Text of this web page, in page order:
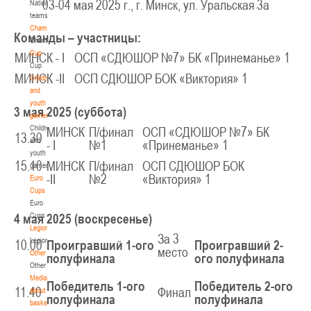
National
teams
Championship
Championship
Cup
Cup
Children
and
youth
games
Children
and
youth
games
Euro
Cups
Euro
Cups
Legionaries
Legionaries
Other
Other
Media
about
basketball
IV тур – девушки 2012-2013 гг.р., Дивизион 1, 6-7 апреля 2026 г., г. Гомель, ул.
Б.Хмельницкого, 118а
III тур – юноши 2010-2011 гг.р., Дивизион 1, группа Г 27-29 марта 2026 г., г.
Молодечно, ул. Великий Гостинец, 10227-28.03.2026
Речица
U-12, девушки
IV тур – девушки 2014-2015 гг.р., дивизион 1 27-28 марта 2026 г., г. Речица, ул.
Снежкова, 16
23-24.03.2026
III тур – девушки 2014-2015 гг.р., Дивизион 2, 23-24 марта 2026 г., г. Могилев,
ул. 30 лет Победы, 1А
21-22.03.2026
03-04 мая 2025 г., г. Минск, ул. Уральская 3а
Команды – участницы:
МИНСК - I ОСП «СДЮШОР №7» БК «Принеманье» 1
МИНСК -II
ОСП СДЮШОР БОК «Виктория» 1
3 мая 2025 (суббота)
13.30 МИНСК
- I
П/финал
№1
ОСП «СДЮШОР №7» БК
«Принеманье» 1
15.10МИНСК
-II
П/финал
№2
ОСП СДЮШОР БОК
«Виктория» 1
4 мая 2025 (воскресенье)
10.00Проигравший 1-ого
полуфинала
За 3
место Проигравший 2-
ого полуфинала
11.40 Победитель 1-ого
полуфинала
Финал Победитель 2-ого
полуфинала